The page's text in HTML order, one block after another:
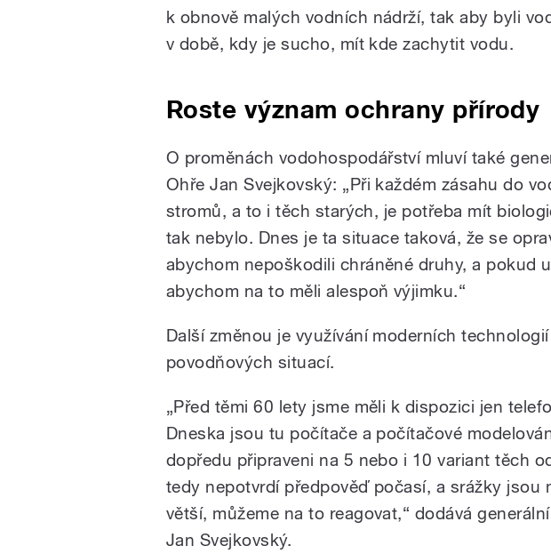
k obnově malých vodních nádrží, tak aby byli
v době, kdy je sucho, mít kde zachytit vodu.
Roste význam ochrany přírody
O proměnách vodohospodářství mluví také
Ohře Jan Svejkovský: „Při každém zásahu do
stromů, a to i těch starých, je potřeba mít
tak nebylo. Dnes je ta situace taková, že se
abychom nepoškodili chráněné druhy, a pokud
abychom na to měli alespoň výjimku.“
Další změnou je využívání moderních
povodňových situací.
„Před těmi 60 lety jsme měli k dispozici jen
Dneska jsou tu počítače a počítačové
dopředu připraveni na 5 nebo i 10 variant těch
tedy nepotvrdí předpověď počasí, a srážky jsou
větší, můžeme na to reagovat,“ dodává
Jan Svejkovský.